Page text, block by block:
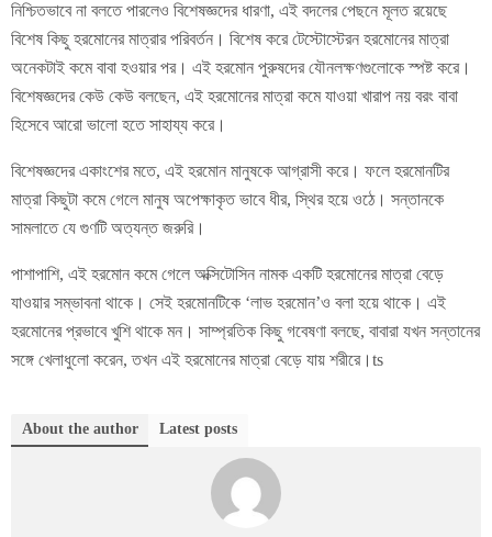
নিশ্চিতভাবে না বলতে পারলেও বিশেষজ্ঞদের ধারণা, এই বদলের পেছনে মূলত রয়েছে
বিশেষ কিছু হরমোনের মাত্রার পরিবর্তন। বিশেষ করে টেস্টোস্টেরন হরমোনের মাত্রা
অনেকটাই কমে বাবা হওয়ার পর। এই হরমোন পুরুষদের যৌনলক্ষণগুলোকে স্পষ্ট করে।
বিশেষজ্ঞদের কেউ কেউ বলছেন, এই হরমোনের মাত্রা কমে যাওয়া খারাপ নয় বরং বাবা
হিসেবে আরো ভালো হতে সাহায্য করে।
বিশেষজ্ঞদের একাংশের মতে, এই হরমোন মানুষকে আগ্রাসী করে। ফলে হরমোনটির
মাত্রা কিছুটা কমে গেলে মানুষ অপেক্ষাকৃত ভাবে ধীর, স্থির হয়ে ওঠে। সন্তানকে
সামলাতে যে গুণটি অত্যন্ত জরুরি।
পাশাপাশি, এই হরমোন কমে গেলে অক্সিটোসিন নামক একটি হরমোনের মাত্রা বেড়ে
যাওয়ার সম্ভাবনা থাকে। সেই হরমোনটিকে ‘লাভ হরমোন’ও বলা হয়ে থাকে। এই
হরমোনের প্রভাবে খুশি থাকে মন। সাম্প্রতিক কিছু গবেষণা বলছে, বাবারা যখন সন্তানের
সঙ্গে খেলাধুলো করেন, তখন এই হরমোনের মাত্রা বেড়ে যায় শরীরে।ts
About the author Latest posts